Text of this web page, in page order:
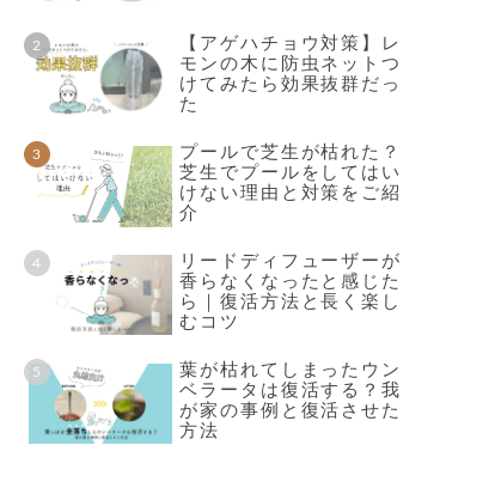
【アゲハチョウ対策】レ
モンの木に防虫ネットつ
けてみたら効果抜群だっ
た
プールで芝生が枯れた？
芝生でプールをしてはい
けない理由と対策をご紹
介
リードディフューザーが
香らなくなったと感じた
ら｜復活方法と長く楽し
むコツ
葉が枯れてしまったウン
ベラータは復活する？我
が家の事例と復活させた
方法